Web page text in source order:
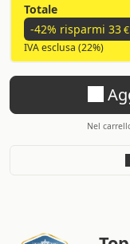
Totale
-42% risparmi 33€
IVA esclusa (22%)
Nel